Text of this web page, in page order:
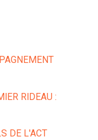
RIDEAU :
DE L'ACT